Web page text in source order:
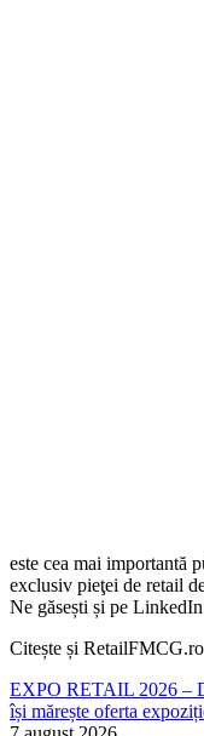
este cea mai importantă
exclusiv pieţei de retail
Ne găsești și pe
Citește și RetailFMCG.ro
EXPO RETAIL 2026 –
își mărește oferta